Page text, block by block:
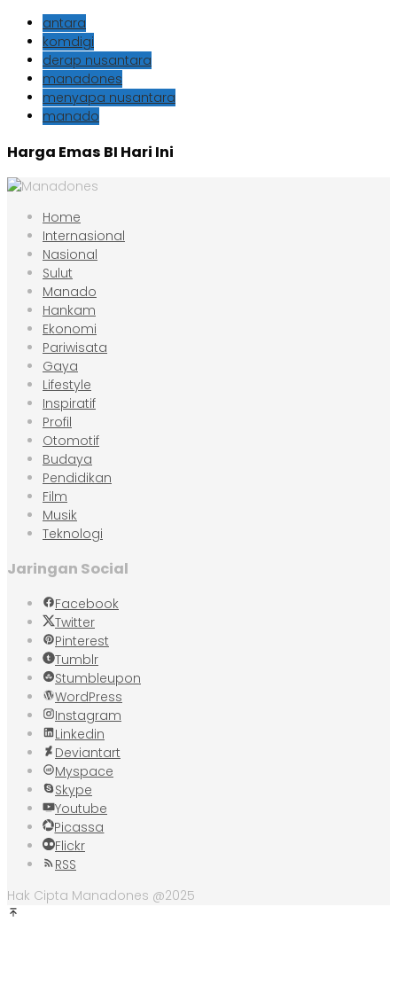
antara
komdigi
derap nusantara
manadones
menyapa nusantara
manado
Harga Emas BI Hari Ini
Home
Internasional
Nasional
Sulut
Manado
Hankam
Ekonomi
Pariwisata
Gaya
Lifestyle
Inspiratif
Profil
Otomotif
Budaya
Pendidikan
Film
Musik
Teknologi
Jaringan Social
Facebook
Twitter
Pinterest
Tumblr
Stumbleupon
WordPress
Instagram
Linkedin
Deviantart
Myspace
Skype
Youtube
Picassa
Flickr
RSS
Hak Cipta Manadones @2025